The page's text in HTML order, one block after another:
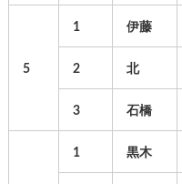
5
1 伊藤
2 北
3 石橋
1 黒木